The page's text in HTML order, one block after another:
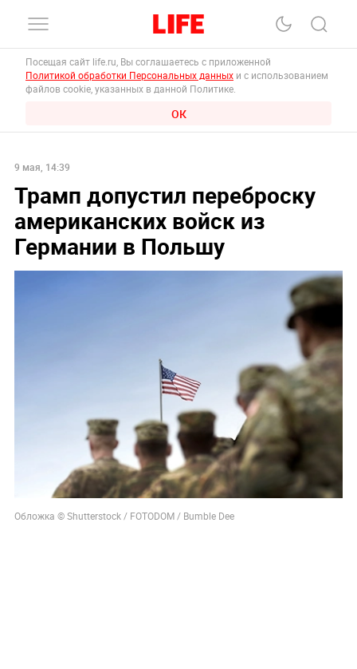
Посещая сайт life.ru, Вы соглашаетесь с приложенной
Политикой обработки Персональных данных и с использованием
файлов cookie, указанных в данной Политике.
ОК
9 мая, 14:39
Трамп допустил переброску
американских войск из
Германии в Польшу
Обложка © Shutterstock / FOTODOM / Bumble Dee